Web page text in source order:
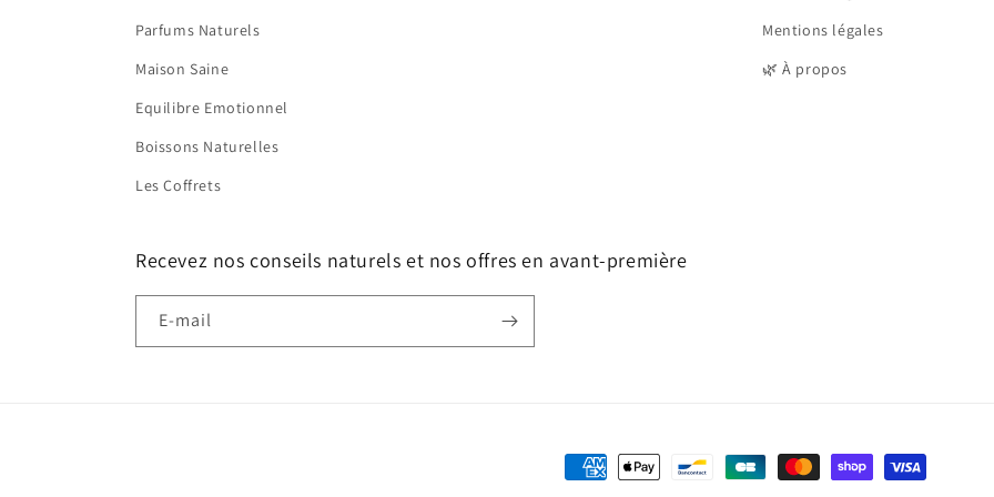
Parfums Naturels
Maison Saine
Equilibre Emotionnel
Boissons Naturelles
Les Coffrets
Mentions légales
🌿 À propos
Recevez nos conseils naturels et nos offres en avant-première
E-mail
Moyens